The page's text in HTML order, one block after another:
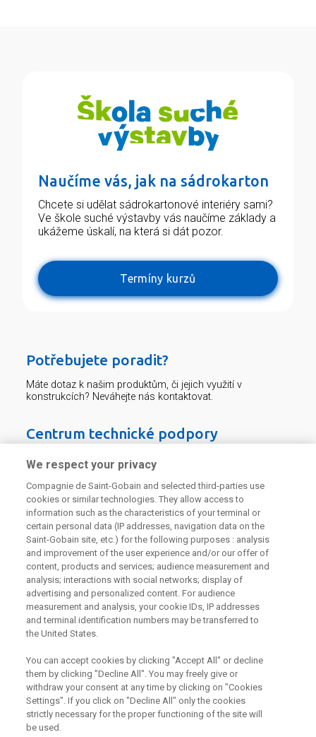
Naučíme vás, jak na sádrokarton
Chcete si udělat sádrokartonové interiéry sami?
Ve škole suché výstavby vás naučíme základy a
ukážeme úskalí, na která si dát pozor.
Termíny kurzů
Potřebujete poradit?
Máte dotaz k našim produktům, či jejich využití v
konstrukcích? Neváhejte nás kontaktovat.
Centrum technické podpory
226 292 224 Zaslat dotaz
Odebírejte náš newsletter
Užitečné odkazy
Souhlas se zpracováním osobních údajů a cookies
Souhlas se zpracováním osobních údajů k marketingovým
účelům
We respect your privacy
Compagnie de Saint-Gobain and selected third-parties use
cookies or similar technologies. They allow access to
information such as the characteristics of your terminal or
certain personal data (IP addresses, navigation data on the
Saint-Gobain site, etc.) for the following purposes : analysis
and improvement of the user experience and/or our offer of
content, products and services; audience measurement and
analysis; interactions with social networks; display of
advertising and personalized content. For audience
measurement and analysis, your cookie IDs, IP addresses
and terminal identification numbers may be transferred to
the United States.
You can accept cookies by clicking "Accept All" or decline
them by clicking "Decline All". You may freely give or
withdraw your consent at any time by clicking on "Cookies
Settings". If you click on "Decline All" only the cookies
strictly necessary for the proper functioning of the site will
be used.